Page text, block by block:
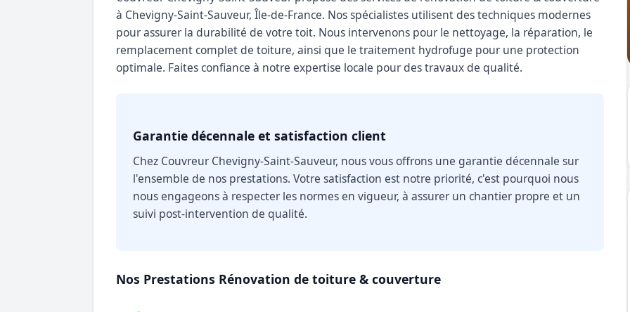
à Chevigny-Saint-Sauveur, Île-de-France. Nos spécialistes utilisent des techniques modernes
pour assurer la durabilité de votre toit. Nous intervenons pour le nettoyage, la réparation, le
remplacement complet de toiture, ainsi que le traitement hydrofuge pour une protection
optimale. Faites confiance à notre expertise locale pour des travaux de qualité.
Garantie décennale et satisfaction client
Chez Couvreur Chevigny-Saint-Sauveur, nous vous offrons une garantie décennale sur
l'ensemble de nos prestations. Votre satisfaction est notre priorité, c'est pourquoi nous
nous engageons à respecter les normes en vigueur, à assurer un chantier propre et un
suivi post-intervention de qualité.
Nos Prestations Rénovation de toiture & couverture